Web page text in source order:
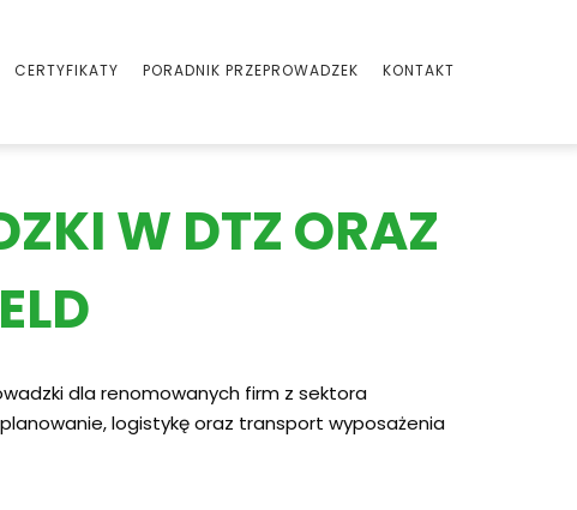
CERTYFIKATY PORADNIK PRZEPROWADZEK KONTAKT
W DTZ ORAZ
dla renomowanych firm z sektora
logistykę oraz transport wyposażenia